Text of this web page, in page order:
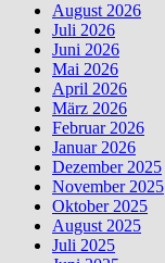
August 2026
Juli 2026
Juni 2026
Mai 2026
April 2026
März 2026
Februar 2026
Januar 2026
Dezember 2025
November 2025
Oktober 2025
August 2025
Juli 2025